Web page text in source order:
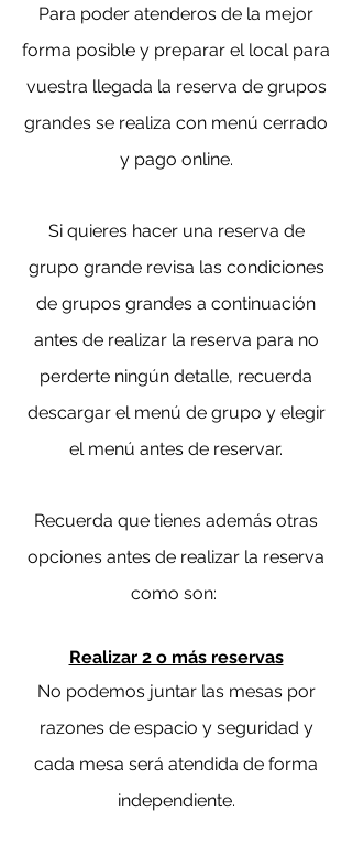
Para poder atenderos de la mejor
forma posible y preparar el local para
vuestra llegada la reserva de grupos
grandes se realiza con menú cerrado
y pago online.
Si quieres hacer una reserva de
grupo grande revisa las condiciones
de grupos grandes a continuación
antes de realizar la reserva para no
perderte ningún detalle, recuerda
descargar el menú de grupo y elegir
el menú antes de reservar.
Recuerda que tienes además otras
opciones antes de realizar la reserva
como son:
Realizar 2 o más reservas
No podemos juntar las mesas por
razones de espacio y seguridad y
cada mesa será atendida de forma
independiente.